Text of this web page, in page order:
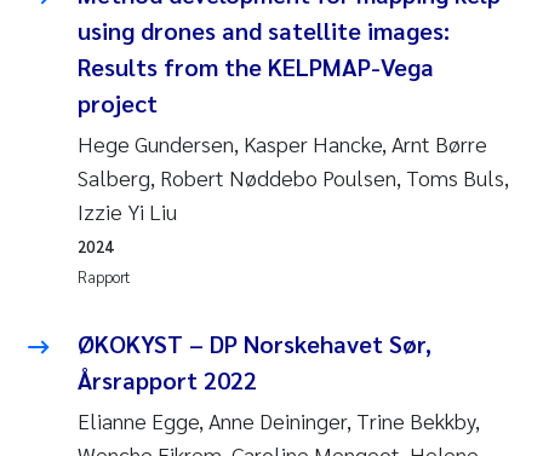
using drones and satellite images:
Results from the KELPMAP-Vega
project
Hege Gundersen, Kasper Hancke, Arnt Børre
Salberg, Robert Nøddebo Poulsen, Toms Buls,
Izzie Yi Liu
Rapport
2024
ØKOKYST – DP Norskehavet Sør,
Årsrapport 2022
Elianne Egge, Anne Deininger, Trine Bekkby,